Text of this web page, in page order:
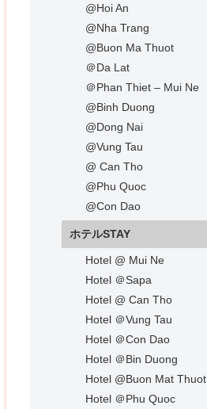
@Hoi An
@Nha Trang
@Buon Ma Thuot
＠Da Lat
＠Phan Thiet – Mui Ne
@Binh Duong
@Dong Nai
@Vung Tau
@ Can Tho
@Phu Quoc
@Con Dao
ホテルSTAY
Hotel @ Mui Ne
Hotel ＠Sapa
Hotel @ Can Tho
Hotel ＠Vung Tau
Hotel ＠Con Dao
Hotel ＠Bin Duong
Hotel @Buon Mat Thuot
Hotel ＠Phu Quoc